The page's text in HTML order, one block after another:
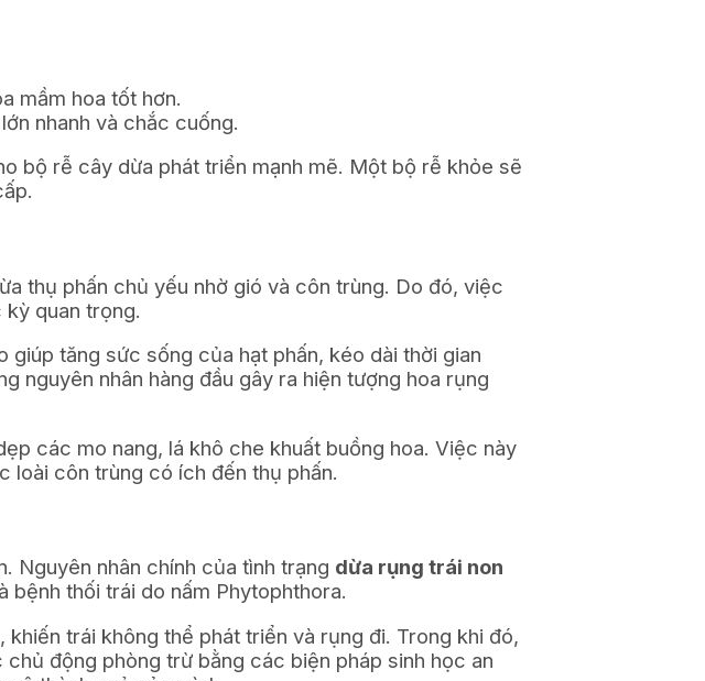
mầm hoa tốt hơn.
nhanh và chắc cuống.
bộ rễ cây dừa phát triển mạnh mẽ. Một bộ rễ khỏe sẽ
thụ phấn chủ yếu nhờ gió và côn trùng. Do đó, việc
kỳ quan trọng.
giúp tăng sức sống của hạt phấn, kéo dài thời gian
nguyên nhân hàng đầu gây ra hiện tượng hoa rụng
các mo nang, lá khô che khuất buồng hoa. Việc này
loài côn trùng có ích đến thụ phấn.
Nguyên nhân chính của tình trạng dừa rụng trái non
bệnh thối trái do nấm Phytophthora.
trái không thể phát triển và rụng đi. Trong khi đó,
động phòng trừ bằng các biện pháp sinh học an